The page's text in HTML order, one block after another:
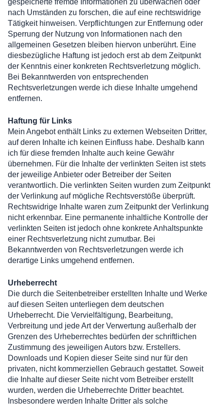
gespeicherte fremde Informationen zu überwachen oder
nach Umständen zu forschen, die auf eine rechtswidrige
Tätigkeit hinweisen. Verpflichtungen zur Entfernung oder
Sperrung der Nutzung von Informationen nach den
allgemeinen Gesetzen bleiben hiervon unberührt. Eine
diesbezügliche Haftung ist jedoch erst ab dem Zeitpunkt
der Kenntnis einer konkreten Rechtsverletzung möglich.
Bei Bekanntwerden von entsprechenden
Rechtsverletzungen werde ich diese Inhalte umgehend
entfernen.
Haftung für Links
Mein Angebot enthält Links zu externen Webseiten Dritter,
auf deren Inhalte ich keinen Einfluss habe. Deshalb kann
ich für diese fremden Inhalte auch keine Gewähr
übernehmen. Für die Inhalte der verlinkten Seiten ist stets
der jeweilige Anbieter oder Betreiber der Seiten
verantwortlich. Die verlinkten Seiten wurden zum Zeitpunkt
der Verlinkung auf mögliche Rechtsverstöße überprüft.
Rechtswidrige Inhalte waren zum Zeitpunkt der Verlinkung
nicht erkennbar. Eine permanente inhaltliche Kontrolle der
verlinkten Seiten ist jedoch ohne konkrete Anhaltspunkte
einer Rechtsverletzung nicht zumutbar. Bei
Bekanntwerden von Rechtsverletzungen werde ich
derartige Links umgehend entfernen.
Urheberrecht
Die durch die Seitenbetreiber erstellten Inhalte und Werke
auf diesen Seiten unterliegen dem deutschen
Urheberrecht. Die Vervielfältigung, Bearbeitung,
Verbreitung und jede Art der Verwertung außerhalb der
Grenzen des Urheberrechtes bedürfen der schriftlichen
Zustimmung des jeweiligen Autors bzw. Erstellers.
Downloads und Kopien dieser Seite sind nur für den
privaten, nicht kommerziellen Gebrauch gestattet. Soweit
die Inhalte auf dieser Seite nicht vom Betreiber erstellt
wurden, werden die Urheberrechte Dritter beachtet.
Insbesondere werden Inhalte Dritter als solche